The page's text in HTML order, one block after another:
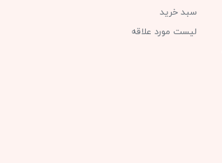
سبد خرید
لیست مورد علاقه